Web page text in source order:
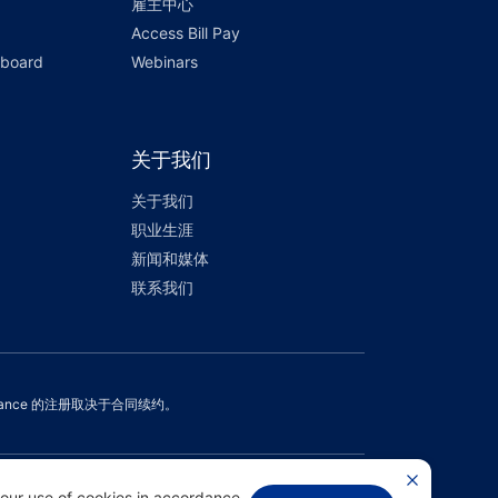
雇主中心
Access Bill Pay
Webinars
关于我们
关于我们
职业生涯
新闻和媒体
联系我们
的注册取决于合同续约。